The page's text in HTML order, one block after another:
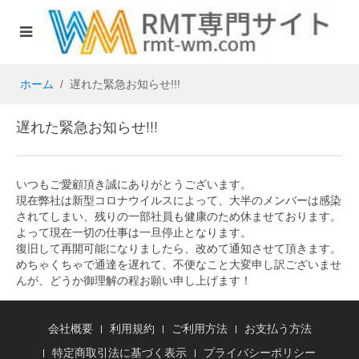
ホーム 遅れた緊急お知らせ!!!
遅れた緊急お知らせ!!!
いつもご愛顧頂き誠にありがとうございます。
現在弊社は新型コロナウイルスによって、大半のメンバーは感染
されてしまい、残りの一部社員も健康のため休ませております。
よって現在一切の仕事は一旦停止となります。
復旧して再開可能になりましたら、改めて通知させて頂きます。
めちゃくちゃで通達を遅れて、不便なこと大変申し訳ございませ
んが、どうか御理解の程お願い申し上げます！
会社概要 利用規約 ご利用方法
お支払う方法
特定商取引法に基づく表示
プライバシーポリシー